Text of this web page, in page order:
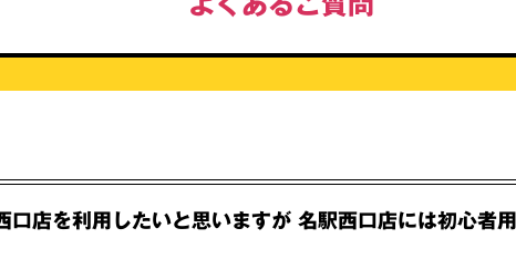
口店を利用したいと思いますが 名駅西口店には初心者